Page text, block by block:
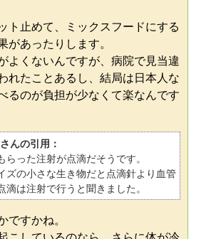
ト止めて、ミックスフードにする
があったりします。
よくないんですが、病院で見当違
れたことあるし、結局は日本人な
るのが負担が少なくて楽なんです
んの引用：
らった注射が点滴だそうです。
ズの小さな生き物だと点滴針より血管
滴は注射で行うと聞きました。
ですかね。